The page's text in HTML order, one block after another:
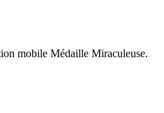
mobile Médaille Miraculeuse.